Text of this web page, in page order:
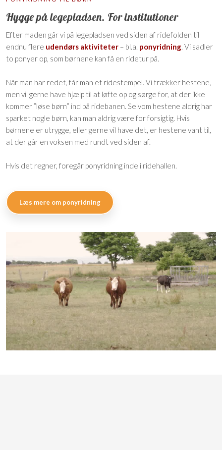
Hygge på legepladsen. For institutioner
Efter maden går vi på legepladsen ved siden af ridefolden til
endnu flere udendørs aktiviteter– bl.a. ponyridning. Vi sadler
to ponyer op, som børnene kan få en ridetur på.
Når man har redet, får man et ridestempel. Vi trækker hestene,
men vil gerne have hjælp til at løfte op og sørge for, at der ikke
kommer ”løse børn” ind på ridebanen. Selvom hestene aldrig har
sparket nogle børn, kan man aldrig være for forsigtig. Hvis
børnene er utrygge, eller gerne vil have det, er hestene vant til,
at der går en voksen med rundt ved siden af.
Hvis det regner, foregår ponyridning inde i ridehallen.
Læs mere om ponyridning